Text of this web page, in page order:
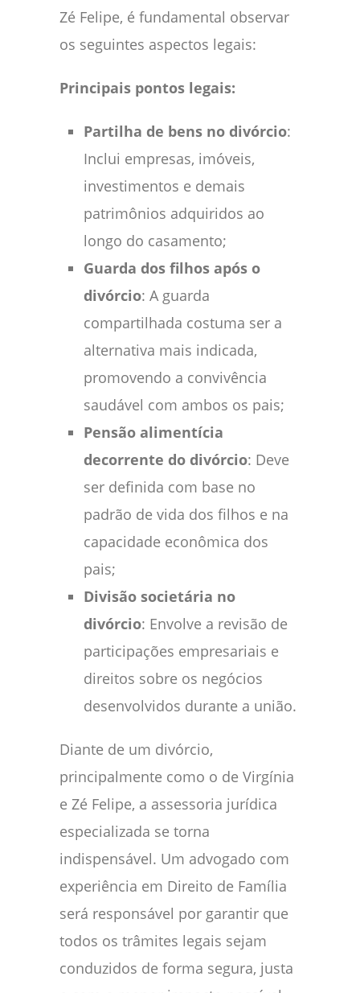
Zé Felipe, é fundamental observar
os seguintes aspectos legais:
Principais pontos legais:
Partilha de bens no divórcio:
Inclui empresas, imóveis,
investimentos e demais
patrimônios adquiridos ao
longo do casamento;
Guarda dos filhos após o
divórcio: A guarda
compartilhada costuma ser a
alternativa mais indicada,
promovendo a convivência
saudável com ambos os pais;
Pensão alimentícia
decorrente do divórcio: Deve
ser definida com base no
padrão de vida dos filhos e na
capacidade econômica dos
pais;
Divisão societária no
divórcio: Envolve a revisão de
participações empresariais e
direitos sobre os negócios
desenvolvidos durante a união.
Diante de um divórcio,
principalmente como o de Virgínia
e Zé Felipe, a assessoria jurídica
especializada se torna
indispensável. Um advogado com
experiência em Direito de Família
será responsável por garantir que
todos os trâmites legais sejam
conduzidos de forma segura, justa